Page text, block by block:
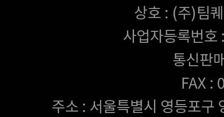
상호 : (주)팀
사업자등록번
통신판
FAX
주소 : 서울특별시 영등포